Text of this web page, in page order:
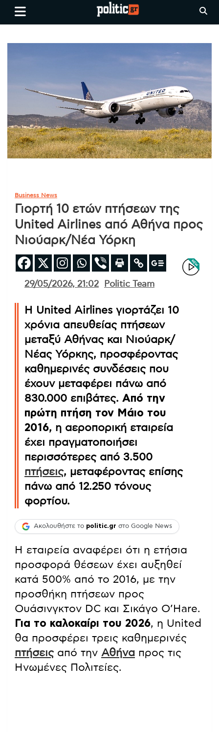
Skip
Ειδήσεις απο τη
Θεσσαλονίκη, την Ελλάδα και
όλο τον Κόσμο
politic.gr
Business News
Γιορτή 10 ετών πτήσεων της
United Airlines από Αθήνα προς
Νιούαρκ/Νέα Υόρκη
29/05/2026, 21:02 Politic Team
Η United Airlines γιορτάζει 10
χρόνια απευθείας πτήσεων
μεταξύ Αθήνας και Νιούαρκ/
Νέας Υόρκης, προσφέροντας
καθημερινές συνδέσεις που
έχουν μεταφέρει πάνω από
830.000 επιβάτες. Από την
πρώτη πτήση τον Μάιο του
2016, η αεροπορική εταιρεία
έχει πραγματοποιήσει
περισσότερες από 3.500
πτήσεις, μεταφέροντας επίσης
πάνω από 12.250 τόνους
φορτίου.
Ακολουθήστε το politic.gr στο Google News
Η εταιρεία αναφέρει ότι η ετήσια
προσφορά θέσεων έχει αυξηθεί
κατά 500% από το 2016, με την
προσθήκη πτήσεων προς
Ουάσινγκτον DC και Σικάγο O’Hare.
Για το καλοκαίρι του 2026, η United
θα προσφέρει τρεις καθημερινές
πτήσειςαπό την Αθήνα προς τις
Ηνωμένες Πολιτείες.